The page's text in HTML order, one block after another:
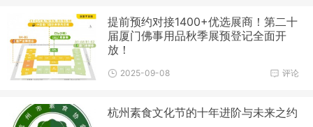
提前预约对接1400+优选展商！第二十
届厦门佛事用品秋季展预登记全面开
放！
评论
2025-09-08
杭州素食文化节的十年进阶与未来之约